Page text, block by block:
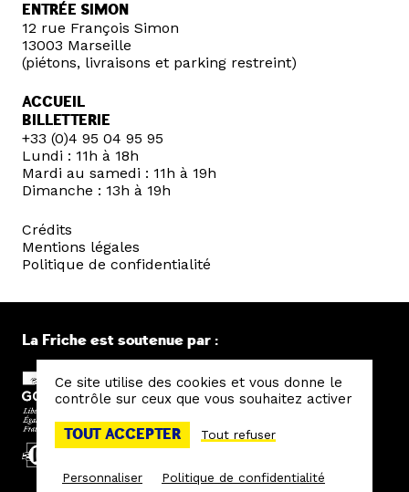
ENTRÉE SIMON
12 rue François Simon
13003 Marseille
(piétons, livraisons et parking restreint)
ACCUEIL
BILLETTERIE
+33 (0)4 95 04 95 95
Lundi : 11h à 18h
Mardi au samedi : 11h à 19h
Dimanche : 13h à 19h
Crédits
Mentions légales
Politique de confidentialité
La Friche est soutenue par :
Ce site utilise des cookies et vous donne le
contrôle sur ceux que vous souhaitez activer
TOUT ACCEPTER Tout refuser
Personnaliser Politique de confidentialité